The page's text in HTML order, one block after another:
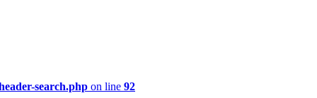
search.php on line 92